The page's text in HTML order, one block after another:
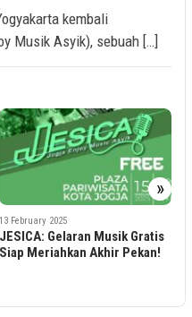
kembali
Musik Asyik), sebuah […]
»
13 February 2025
JESICA: Gelaran Musik Gratis
Siap Meriahkan Akhir Pekan!